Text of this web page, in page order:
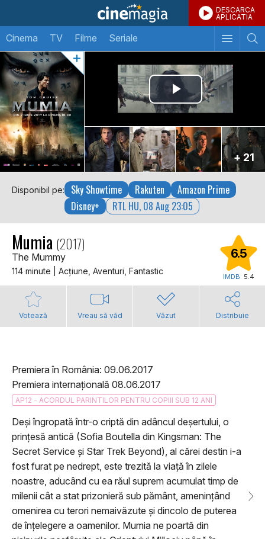
DESCARCA
APLICATIA
Cinema TV Filme Seriale
+ 21
Disponibil pe: Sky Showtime Rakuten
Amazon Prime
Disney+
RTL HU, 08 Aug 23:05
Mumia (2017)
The Mummy
114 minute | Acţiune, Aventuri, Fantastic
6.5
IMDB: 5.4
Votează Vreau să văd Văzut Distribuie
Premiera în România: 09.06.2017
Premiera internațională 08.06.2017
AP12 - ACORDUL PARINTILOR PENTRU COPIII SUB 12 ANI
Deși îngropată într-o criptă din adâncul deșertului, o
prințesă antică (Sofia Boutella din Kingsman: The
Secret Service și Star Trek Beyond), al cărei destin i-a
fost furat pe nedrept, este trezită la viață în zilele
noastre, aducând cu ea răul suprem acumulat timp de
milenii cât a stat prizonieră sub pământ, amenințând
omenirea cu terori nemaivăzute și dincolo de puterea
de înțelegere a oamenilor. Mumia ne poartă din